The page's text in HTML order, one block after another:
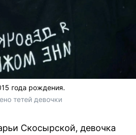
года рождения.
тетей девочки
Скосырской, девочка